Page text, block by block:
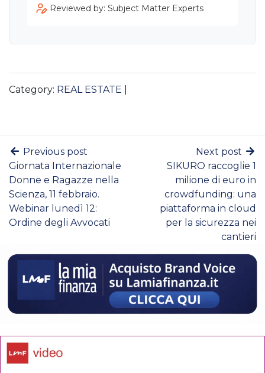
Reviewed by: Subject Matter Experts
Category: REAL ESTATE
Previous post
Giornata Internazionale
Donne e Ragazze nella
Scienza, 11 febbraio.
Webinar lunedì 12:
Ordine degli Avvocati
Next post
SIKURO raccoglie 1
milione di euro in
crowdfunding: una
piattaforma in cloud
per la sicurezza nei
cantieri